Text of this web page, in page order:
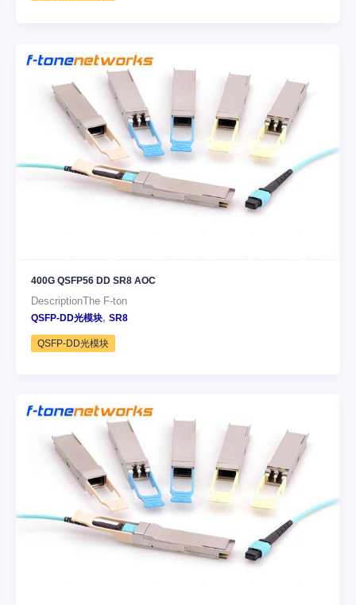
400G QSFP56 DD SR8 AOC
DescriptionThe F-ton
QSFP-DD光模块, SR8
QSFP-DD光模块